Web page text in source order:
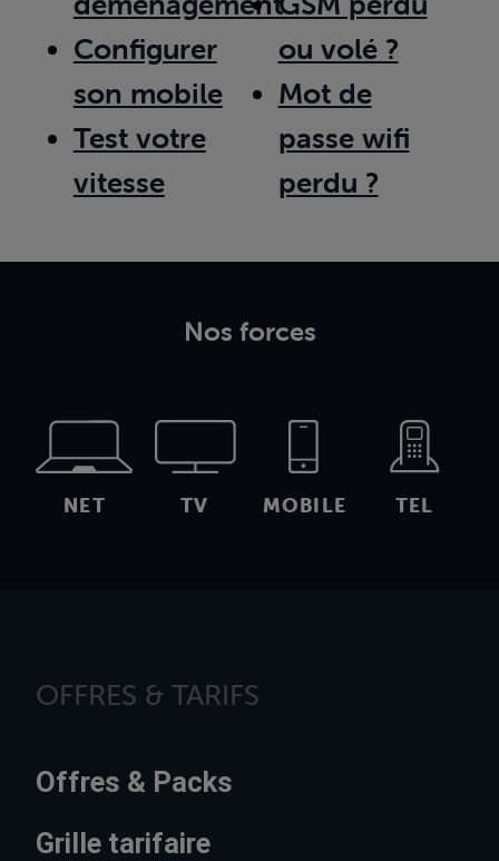
Configurer
son mobile
Test votre
vitesse
ou volé ?
Mot de
passe wifi
perdu ?
Nos forces
NET TV MOBILE TEL
OFFRES & TARIFS
Offres & Packs
Grille tarifaire